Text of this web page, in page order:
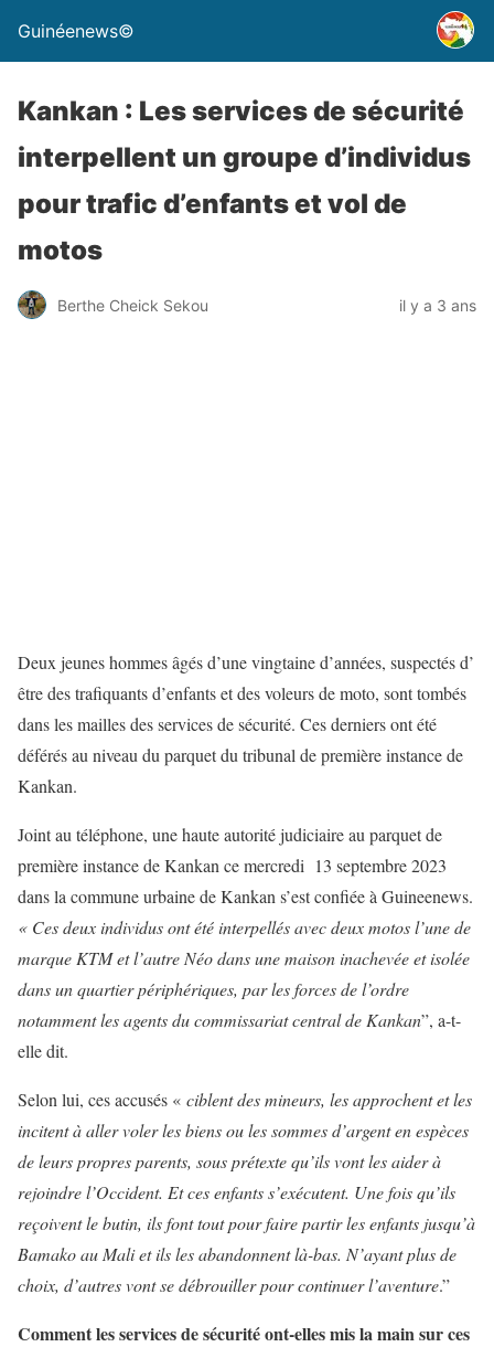
Guinéenews©
Kankan : Les services de sécurité
interpellent un groupe d’individus
pour trafic d’enfants et vol de
motos
Berthe Cheick Sekou il y a 3 ans
Deux jeunes hommes âgés d’une vingtaine d’années, suspectés d’
être des trafiquants d’enfants et des voleurs de moto, sont tombés
dans les mailles des services de sécurité. Ces derniers ont été
déférés au niveau du parquet du tribunal de première instance de
Kankan.
Joint au téléphone, une haute autorité judiciaire au parquet de
première instance de Kankan ce mercredi 13 septembre 2023
dans la commune urbaine de Kankan s’est confiée à Guineenews.
« Ces deux individus ont été interpellés avec deux motos l’une de
marque KTM et l’autre Néo dans une maison inachevée et isolée
dans un quartier périphériques, par les forces de l’ordre
notamment les agents du commissariat central de Kankan”, a-t-
elle dit.
Selon lui, ces accusés « ciblent des mineurs, les approchent et les
incitent à aller voler les biens ou les sommes d’argent en espèces
de leurs propres parents, sous prétexte qu’ils vont les aider à
rejoindre l’Occident. Et ces enfants s’exécutent. Une fois qu’ils
reçoivent le butin, ils font tout pour faire partir les enfants jusqu’à
Bamako au Mali et ils les abandonnent là-bas. N’ayant plus de
choix, d’autres vont se débrouiller pour continuer l’aventure.”
Comment les services de sécurité ont-elles mis la main sur ces